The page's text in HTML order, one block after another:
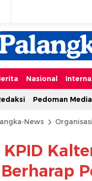
Nasional
Pedoman
News
KPID
Berharap